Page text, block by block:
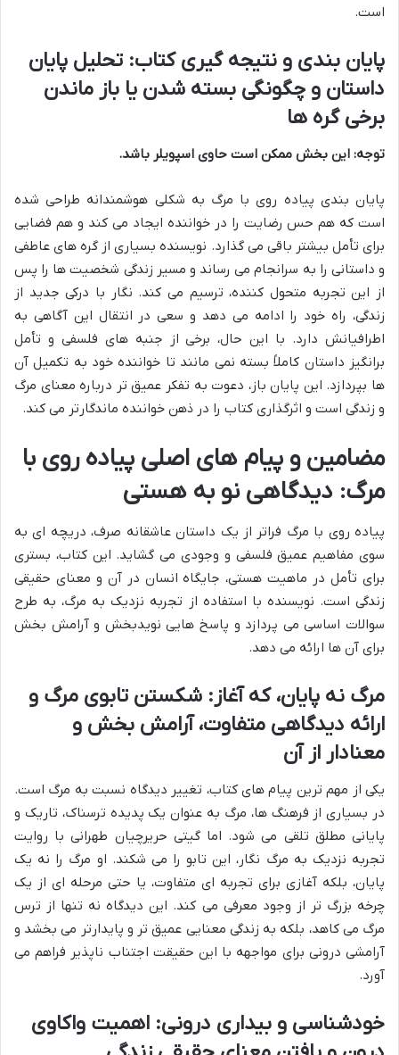
است.
پایان بندی و نتیجه گیری کتاب: تحلیل پایان
داستان و چگونگی بسته شدن یا باز ماندن
برخی گره ها
توجه: این بخش ممکن است حاوی اسپویلر باشد.
پایان بندی پیاده روی با مرگ به شکلی هوشمندانه طراحی شده
است که هم حس رضایت را در خواننده ایجاد می کند و هم فضایی
برای تأمل بیشتر باقی می گذارد. نویسنده بسیاری از گره های عاطفی
و داستانی را به سرانجام می رساند و مسیر زندگی شخصیت ها را پس
از این تجربه متحول کننده، ترسیم می کند. نگار با درکی جدید از
زندگی، راه خود را ادامه می دهد و سعی در انتقال این آگاهی به
اطرافیانش دارد. با این حال، برخی از جنبه های فلسفی و تأمل
برانگیز داستان کاملاً بسته نمی مانند تا خواننده خود به تکمیل آن
ها بپردازد. این پایان باز، دعوت به تفکر عمیق تر درباره معنای مرگ
و زندگی است و اثرگذاری کتاب را در ذهن خواننده ماندگارتر می کند.
مضامین و پیام های اصلی پیاده روی با
مرگ: دیدگاهی نو به هستی
پیاده روی با مرگ فراتر از یک داستان عاشقانه صرف، دریچه ای به
سوی مفاهیم عمیق فلسفی و وجودی می گشاید. این کتاب، بستری
برای تأمل در ماهیت هستی، جایگاه انسان در آن و معنای حقیقی
زندگی است. نویسنده با استفاده از تجربه نزدیک به مرگ، به طرح
سوالات اساسی می پردازد و پاسخ هایی نویدبخش و آرامش بخش
برای آن ها ارائه می دهد.
مرگ نه پایان، که آغاز: شکستن تابوی مرگ و
ارائه دیدگاهی متفاوت، آرامش بخش و
معنادار از آن
یکی از مهم ترین پیام های کتاب، تغییر دیدگاه نسبت به مرگ است.
در بسیاری از فرهنگ ها، مرگ به عنوان یک پدیده ترسناک، تاریک و
پایانی مطلق تلقی می شود. اما گیتی حریرچیان طهرانی با روایت
تجربه نزدیک به مرگ نگار، این تابو را می شکند. او مرگ را نه یک
پایان، بلکه آغازی برای تجربه ای متفاوت، یا حتی مرحله ای از یک
چرخه بزرگ تر از وجود معرفی می کند. این دیدگاه نه تنها از ترس
مرگ می کاهد، بلکه به زندگی معنایی عمیق تر و پایدارتر می بخشد و
آرامشی درونی برای مواجهه با این حقیقت اجتناب ناپذیر فراهم می
آورد.
خودشناسی و بیداری درونی: اهمیت واکاوی